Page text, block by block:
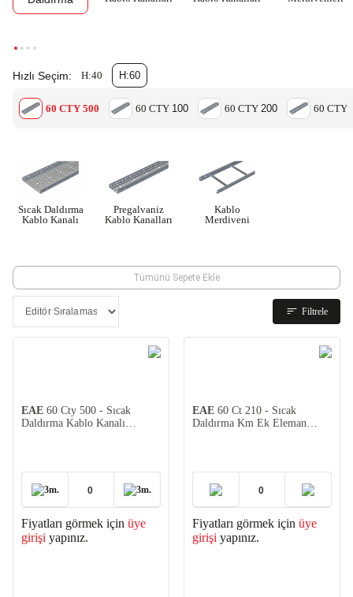
Hızlı Seçim: H:40 H:60
60 CTY 500 60 CTY 100 60 CTY 200 60 CTY
Sıcak Daldırma
Kablo Kanalı
Pregalvaniz
Kablo Kanalları
Kablo
Merdiveni
Tümünü Sepete Ekle
Filtrele
EAE 60 Cty 500 - Sıcak
Daldırma Kablo Kanalı
3m.
3m.
Fiyatları görmek için üye
girişi yapınız.
EAE 60 Ct 210 - Sıcak
Daldırma Km Ek Eleman
Fiyatları görmek için üye
girişi yapınız.